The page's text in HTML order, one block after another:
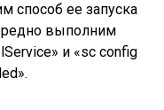
способ ее запуска
выполним
» и «sc config
».